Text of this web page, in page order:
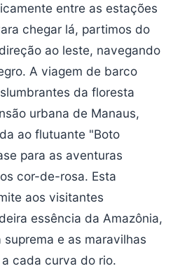
entre as estações
chegar lá, partimos do
ao leste, navegando
A viagem de barco
da floresta
urbana de Manaus,
ao flutuante "Boto
para as aventuras
cor-de-rosa. Esta
aos visitantes
essência da Amazônia,
e as maravilhas
cada curva do rio.